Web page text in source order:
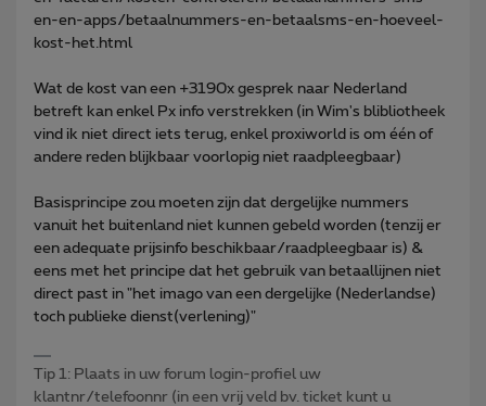
en-en-apps/betaalnummers-en-betaalsms-en-hoeveel-
kost-het.html
Wat de kost van een +3190x gesprek naar Nederland
betreft kan enkel Px info verstrekken (in Wim's blibliotheek
vind ik niet direct iets terug, enkel proxiworld is om één of
andere reden blijkbaar voorlopig niet raadpleegbaar)
Basisprincipe zou moeten zijn dat dergelijke nummers
vanuit het buitenland niet kunnen gebeld worden (tenzij er
een adequate prijsinfo beschikbaar/raadpleegbaar is) &
eens met het principe dat het gebruik van betaallijnen niet
direct past in "het imago van een dergelijke (Nederlandse)
toch publieke dienst(verlening)"
Tip 1: Plaats in uw forum login-profiel uw
klantnr/telefoonnr (in een vrij veld bv. ticket kunt u